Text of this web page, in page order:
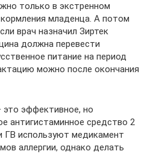
только в экстренном
младенца. А потом
врач назначил Зиртек
должна перевести
питание на период
можно после окончания
это эффективное, но
антигистаминное средство 2
используют медикамент
аллергии, однако делать